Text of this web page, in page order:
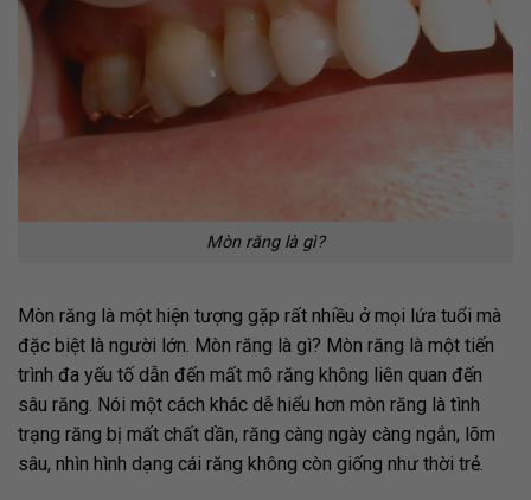
Mòn răng là gì?
Mòn răng là một hiện tượng gặp rất nhiều ở mọi lứa tuổi mà
đặc biệt là người lớn. Mòn răng là gì? Mòn răng là một tiến
trình đa yếu tố dẫn đến mất mô răng không liên quan đến
sâu răng. Nói một cách khác dễ hiểu hơn mòn răng là tình
trạng răng bị mất chất dần, răng càng ngày càng ngắn, lõm
sâu, nhìn hình dạng cái răng không còn giống như thời trẻ.